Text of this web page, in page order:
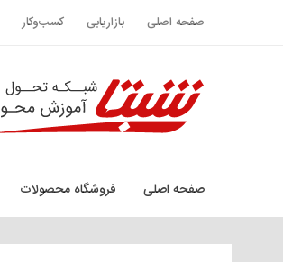
صفحه اصلی بازاریابی کسب‌وکار
صفحه اصلی فروشگاه محصولات